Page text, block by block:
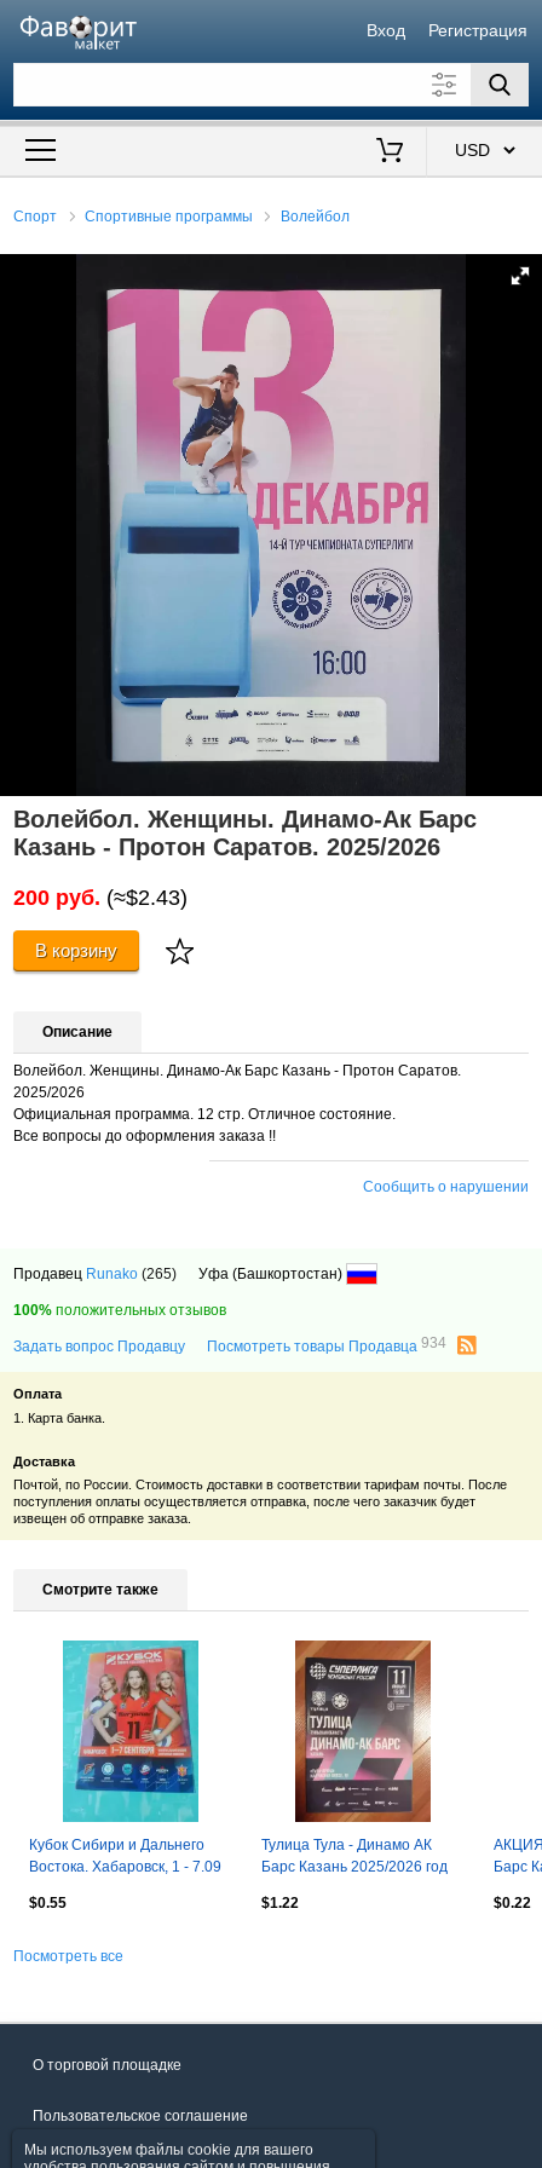
Вход Регистрация
Искать также в описании
Спорт Спортивные программы Волейбол
Волейбол. Женщины. Динамо-Ак Барс
Казань - Протон Саратов. 2025/2026
200 руб. (≈$2.43)
В корзину
Описание
Волейбол. Женщины. Динамо-Ак Барс Казань - Протон Саратов.
2025/2026
Официальная программа. 12 стр. Отличное состояние.
Все вопросы до оформления заказа !!
Сообщить о нарушении
Продавец Runako (265) Уфа (Башкортостан)
100% положительных отзывов
Задать вопрос Продавцу Посмотреть товары Продавца934
Оплата
1. Карта банка.
Доставка
Почтой, по России. Стоимость доставки в соответствии тарифам почты. После
поступления оплаты осуществляется отправка, после чего заказчик будет
извещен об отправке заказа.
Смотрите также
Кубок Сибири и Дальнего
Востока. Хабаровск, 1 - 7.09
$0.55
Тулица Тула - Динамо АК
Барс Казань 2025/2026 год
$1.22
Барс
$0.22
Посмотреть все
О торговой площадке
Пользовательское соглашение
Мы используем файлы cookie для вашего